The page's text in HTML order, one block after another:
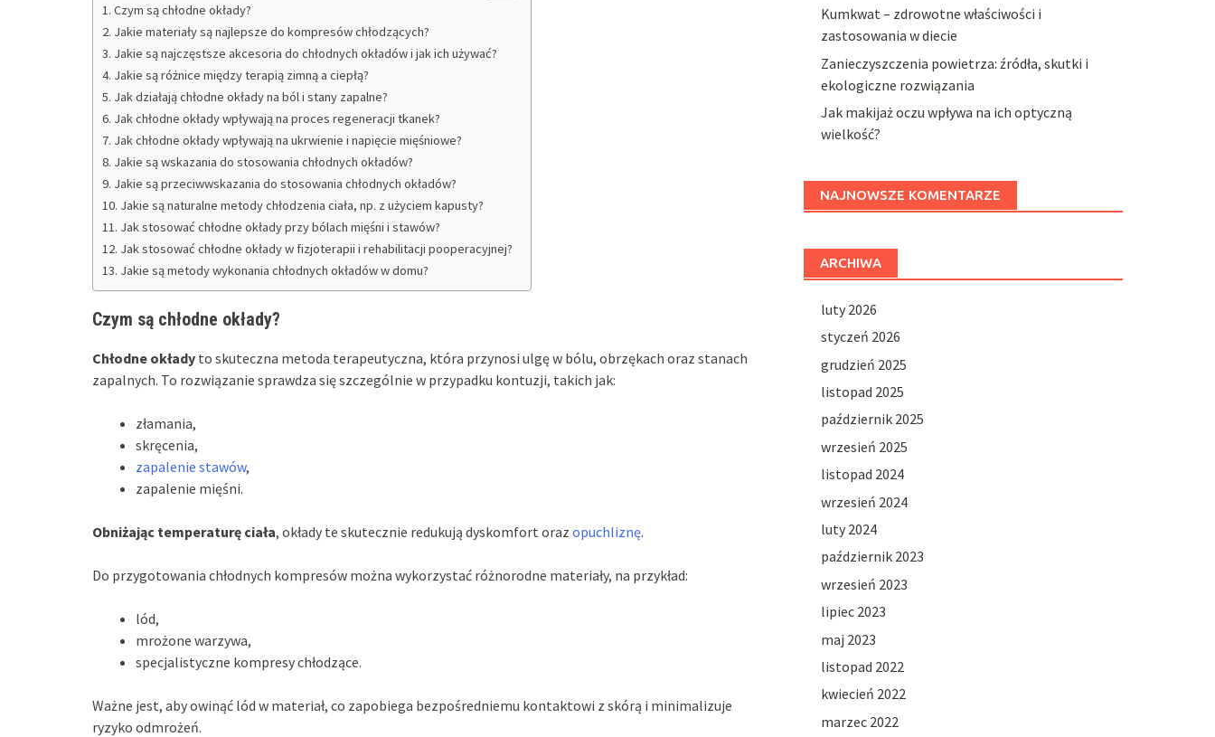
Czym są chłodne okłady?
Jakie materiały są najlepsze do kompresów chłodzących?
Jakie są najczęstsze akcesoria do chłodnych okładów i jak ich używać?
Jakie są różnice między terapią zimną a ciepłą?
Jak działają chłodne okłady na ból i stany zapalne?
Jak chłodne okłady wpływają na proces regeneracji tkanek?
Jak chłodne okłady wpływają na ukrwienie i napięcie mięśniowe?
Jakie są wskazania do stosowania chłodnych okładów?
Jakie są przeciwwskazania do stosowania chłodnych okładów?
Jakie są naturalne metody chłodzenia ciała, np. z użyciem kapusty?
Jak stosować chłodne okłady przy bólach mięśni i stawów?
Jak stosować chłodne okłady w fizjoterapii i rehabilitacji pooperacyjnej?
Jakie są metody wykonania chłodnych okładów w domu?
Czym są chłodne okłady?
Chłodne okłady to skuteczna metoda terapeutyczna, która przynosi ulgę w bólu, obrzękach oraz stanach
zapalnych. To rozwiązanie sprawdza się szczególnie w przypadku kontuzji, takich jak:
złamania,
skręcenia,
zapalenie stawów,
zapalenie mięśni.
Obniżając temperaturę ciała, okłady te skutecznie redukują dyskomfort oraz opuchliznę.
Do przygotowania chłodnych kompresów można wykorzystać różnorodne materiały, na przykład:
lód,
mrożone warzywa,
specjalistyczne kompresy chłodzące.
Ważne jest, aby owinąć lód w materiał, co zapobiega bezpośredniemu kontaktowi z skórą i minimalizuje
ryzyko odmrożeń.
Kumkwat – zdrowotne właściwości i
zastosowania w diecie
Zanieczyszczenia powietrza: źródła, skutki i
ekologiczne rozwiązania
Jak makijaż oczu wpływa na ich optyczną
wielkość?
NAJNOWSZE KOMENTARZE
ARCHIWA
luty 2026
styczeń 2026
grudzień 2025
listopad 2025
październik 2025
wrzesień 2025
listopad 2024
wrzesień 2024
luty 2024
październik 2023
wrzesień 2023
lipiec 2023
maj 2023
listopad 2022
kwiecień 2022
marzec 2022